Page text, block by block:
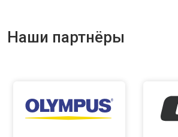
Наши партнёры